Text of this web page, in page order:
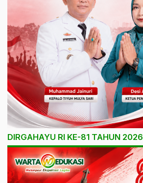
DIRGAHAYU RI KE-81 TAHUN 2026